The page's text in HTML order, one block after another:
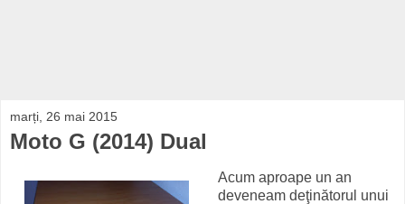
marți, 26 mai 2015
Moto G (2014) Dual
Acum aproape un an
deveneam deţinătorul unui